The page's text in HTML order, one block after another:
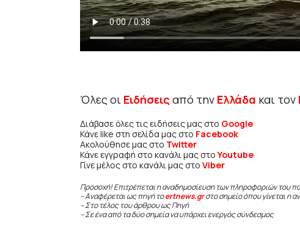
Όλες οι Ειδήσεις από την Ελλάδα και τον
Διάβασε όλες τις ειδήσεις μας στο Google
Κάνε like στη σελίδα μας στο Facebook
Ακολούθησε μας στο Twitter
Κάνε εγγραφή στο κανάλι μας στοYoutube
Γίνε μέλος στο κανάλι μας στο Viber
Προσοχή! Επιτρέπεται η αναδημοσίευση των πληροφοριών του
– Αναφέρεται ως πηγή τοertnews.gr στο σημείο όπου γίνεται η
– Στο τέλος του άρθρου ως Πηγή
– Σε ένα από τα δύο σημεία να υπάρχει ενεργός σύνδεσμος